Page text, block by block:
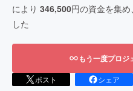
により 346,500円の資金を集め
した
もう一度プロジ
ポスト シェア